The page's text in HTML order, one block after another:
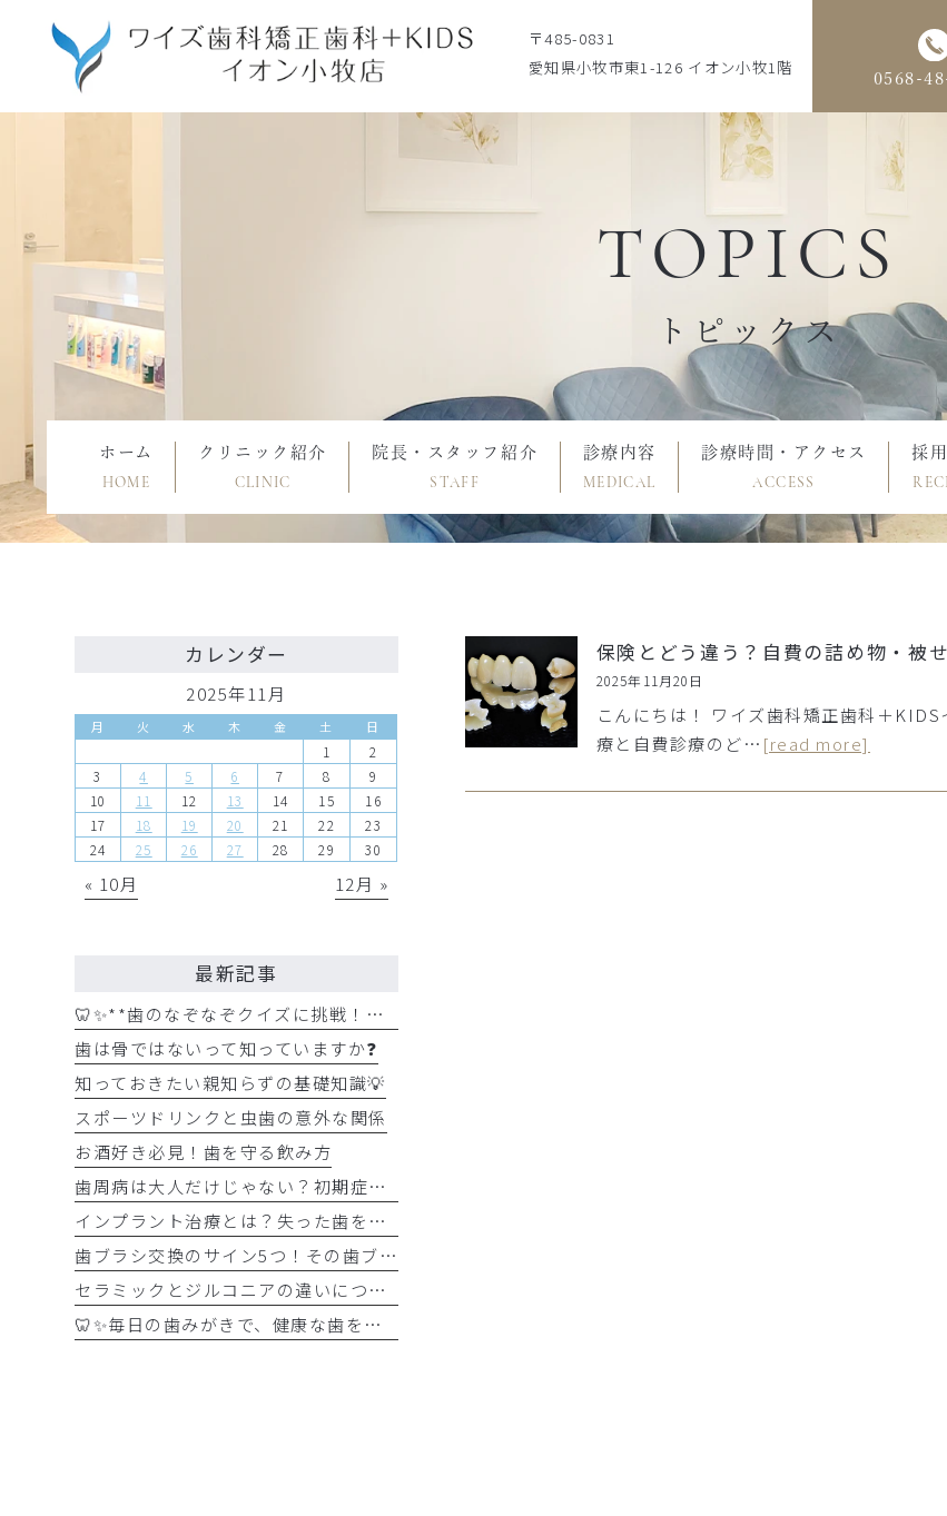
〒485-0831
愛知県小牧市東1-126 イオン小牧1階
0568-
ホーム
HOME
クリニック紹介
CLINIC
院長・スタッフ紹介
STAFF
診療内容
MEDICAL
診療時間・アクセス
ACCESS
採
TOPICS
トピックス
保険とどう違う？自費の詰め物・被
2025年11月20日
こんにちは！ ワイズ歯科矯正歯科＋
療と自費診療のど… [read more]
カレンダー
2025年11月
月 火 水 木 金 土 日
1
2
3
4 5 6 7 8
9
10
11 12 13 14 15
16
17
18 19 20 21 22
23
24
25 26 27 28 29 30
« 10月 12月 »
最新記事
🦷✨**歯のなぞなぞクイズに挑戦！✨🪥
歯は骨ではないって知っていますか❓
知っておきたい親知らずの基礎知識💡
スポーツドリンクと虫歯の意外な関係
お酒好き必見！歯を守る飲み方
歯周病は大人だけじゃない？初期症状をチェック
インプラント治療とは？失った歯を補う選択肢を正しく知りましょう！！
歯ブラシ交換のサイン5つ！その歯ブラシ、まだ使っていませんか？🪥
セラミックとジルコニアの違いについて解説！！
🦷✨毎日の歯みがきで、健康な歯を守りましょう✨🪥